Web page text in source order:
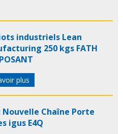
industriels Lean
250 kgs FATH
plus
Nouvelle Chaîne Porte
igus E4Q